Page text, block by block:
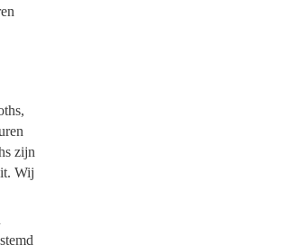
zijn
Wij